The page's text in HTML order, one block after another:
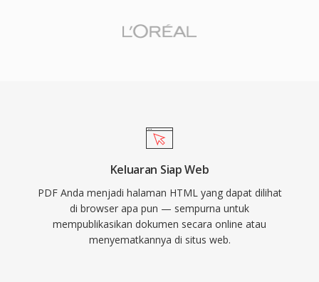
Keluaran Siap Web
PDF Anda menjadi halaman HTML yang dapat dilihat
di browser apa pun — sempurna untuk
mempublikasikan dokumen secara online atau
menyematkannya di situs web.